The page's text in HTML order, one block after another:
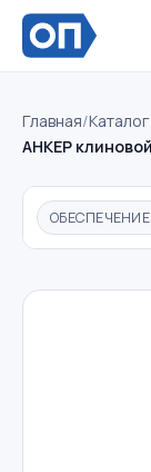
Главная/Каталог
АНКЕР